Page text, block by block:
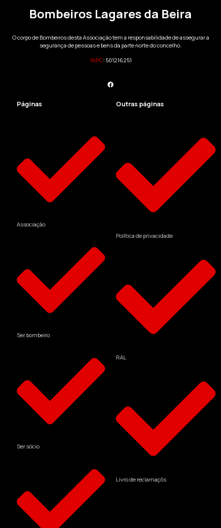
Bombeiros Lagares da Beira
O corpo de Bombeiros desta Associação tem a responsabilidade de assegurar a
segurança de pessoas e bens da parte norte do concelho.
NIPC: 501216251
Páginas
Associação
Ser bombeiro
Ser sócio
Outras páginas
Política de privacidade
RAL
Livro de reclamaçõs